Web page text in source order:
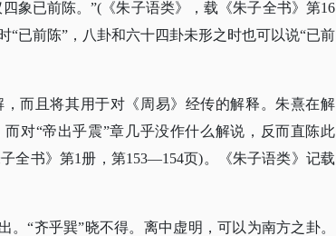
象已前陈。”(《朱子语类》，载《朱子全书》第16
“已前陈”，八卦和六十四卦未形之时也可以说“已前
而且将其用于对《周易》经传的解释。朱熹在解
对“帝出乎震”章几乎没作什么解说，反而直陈此
全书》第1册，第153—154页)。《朱子语类》记载
“齐乎巽”晓不得。离中虚明，可以为南方之卦。